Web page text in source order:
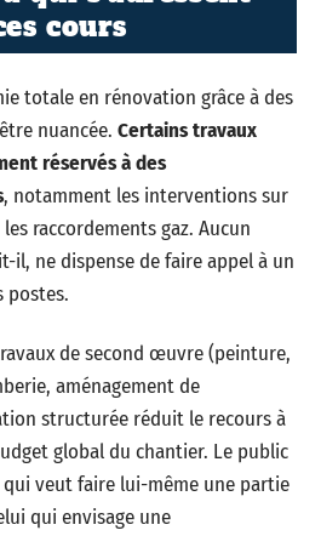
cours
totale en rénovation grâce à des
nuancée. Certains travaux
réservés à des
, notamment les interventions sur
raccordements gaz. Aucun
il, ne dispense de faire appel à un
postes.
de second œuvre (peinture,
aménagement de
structurée réduit le recours à
global du chantier. Le public
veut faire lui-même une partie
qui envisage une